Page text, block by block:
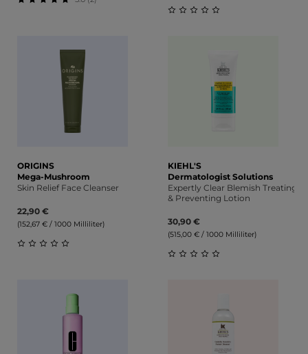
ORIGINS
Mega-Mushroom
Skin Relief Face Cleanser
22,90 €
(152,67 € / 1000 Milliliter)
KIEHL'S
Dermatologist Solutions
Expertly Clear Blemish Treating
& Preventing Lotion
30,90 €
(515,00 € / 1000 Milliliter)